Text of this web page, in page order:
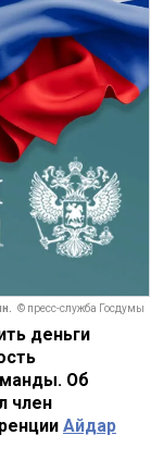
© пресс-служба Госдумы
деньги
Об
член
Айдар